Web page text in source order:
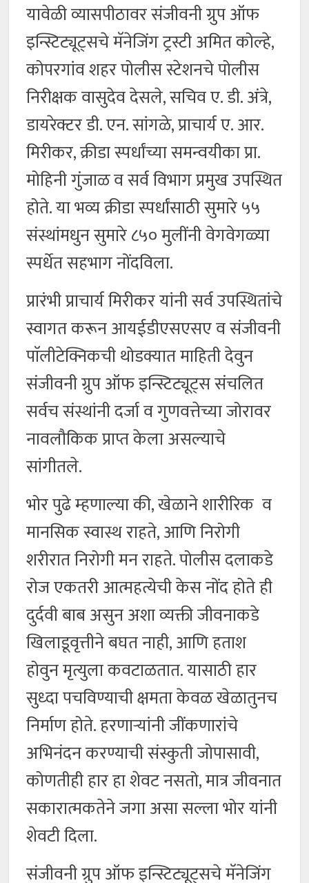
यावेळी व्यासपीठावर संजीवनी ग्रुप ऑफ
इन्स्टिट्यूट्सचे मॅनेजिंग ट्रस्टी अमित कोल्हे,
कोपरगांव शहर पोलीस स्टेशनचे पोलीस
निरीक्षक वासुदेव देसले, सचिव ए. डी. अंत्रे,
डायरेक्टर डी. एन. सांगळे, प्राचार्य ए. आर.
मिरीकर, क्रीडा स्पर्धांच्या समन्वयीका प्रा.
मोहिनी गुंजाळ व सर्व विभाग प्रमुख उपस्थित
होते. या भव्य क्रीडा स्पर्धांसाठी सुमारे ५५
संस्थांमधुन सुमारे ८५० मुलींनी वेगवेगळ्या
स्पर्धेत सहभाग नोंदविला.
प्रारंभी प्राचार्य मिरीकर यांनी सर्व उपस्थितांचे
स्वागत करून आयईडीएसएसए व संजीवनी
पाॅलीटेक्निकची थोडक्यात माहिती देवुन
संजीवनी ग्रुप ऑफ इन्स्टिट्यूट्स संचलित
सर्वच संस्थांनी दर्जा व गुणवत्तेच्या जोरावर
नावलौकिक प्राप्त केला असल्याचे
सांगीतले.
भोर पुढे म्हणाल्या की, खेळाने शारीरिक व
मानसिक स्वास्थ राहते, आणि निरोगी
शरीरात निरोगी मन राहते. पोलीस दलाकडे
रोज एकतरी आत्महत्येची केस नोंद होते ही
दुर्दवी बाब असुन अशा व्यक्ती जीवनाकडे
खिलाडूवृत्तीने बघत नाही, आणि हताश
होवुन मृत्युला कवटाळतात. यासाठी हार
सुध्दा पचविण्याची क्षमता केवळ खेळातुनच
निर्माण होते. हरणाऱ्यांनी जींकणारांचे
अभिनंदन करण्याची संस्कुती जोपासावी,
कोणतीही हार हा शेवट नसतो, मात्र जीवनात
सकारात्मकतेने जगा असा सल्ला भोर यांनी
शेवटी दिला.
संजीवनी ग्रुप ऑफ इन्स्टिट्यूट्सचे मॅनेजिंग